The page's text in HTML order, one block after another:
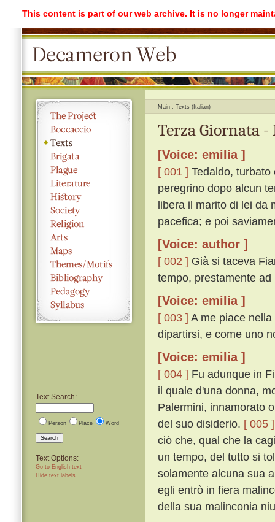
This content is part of our web archive. It is no longer
Text Search:
Person Place Word
Search
Text Options:
Go to English text
Hide text labels
Main Texts (Italian)
Terza Giornata
[Voice: emilia ]
[ 001 ] Tedaldo,
peregrino dopo alcun
libera il marito di lei da
pacefica; e poi
[Voice: author ]
[ 002 ] Già si taceva
tempo, prestamente
[Voice: emilia ]
[ 003 ] A me piace
dipartirsi, e come uno
[Voice: emilia ]
[ 004 ] Fu adunque in
il quale d'una donna,
Palermini, innamorato
del suo disiderio. [ 005 ]
ciò che, qual che la
un tempo, del tutto si
solamente alcuna sua
egli entrò in fiera
della sua malinconia